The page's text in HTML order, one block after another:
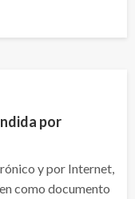
por
y por Internet,
como documento